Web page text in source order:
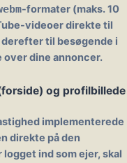
-formater (maks. 10
videoer direkte til
til besøgende i
dine annoncer.
og profilbillede
implementerede
direkte på den
ind som ejer, skal